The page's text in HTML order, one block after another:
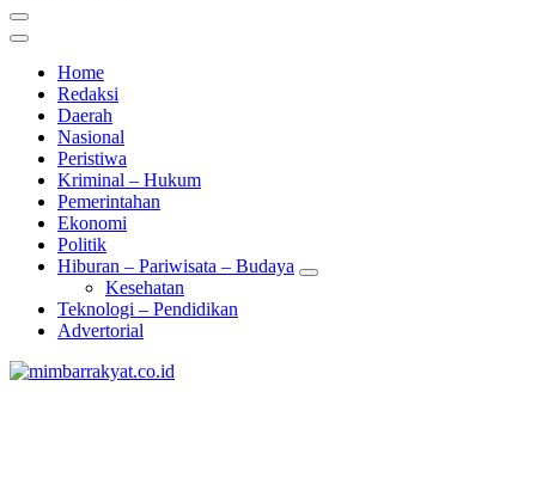
Home
Redaksi
Daerah
Nasional
Peristiwa
Kriminal – Hukum
Pemerintahan
Ekonomi
Politik
Hiburan – Pariwisata – Budaya
Kesehatan
Teknologi – Pendidikan
Advertorial